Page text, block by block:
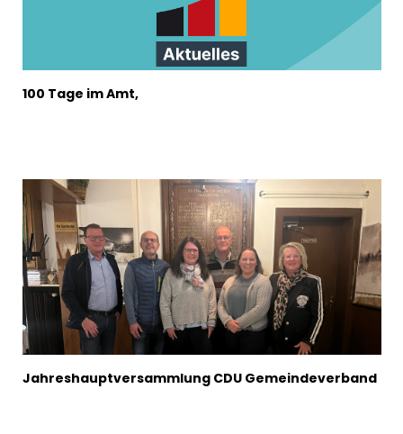
100 Tage im Amt,
Jahreshauptversammlung CDU Gemeindeverband